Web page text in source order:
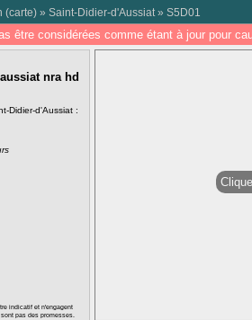
(carte) » Saint-Didier-d'Aussiat » S5D01
être considérées comme étant à jour pour
nra hd
Didier-d'Aussiat :
indicatif et n'engagent
pas des promesses.